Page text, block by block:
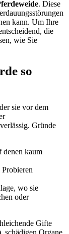
. Diese
kann. Um Ihre
die
wie Sie
so
sie vor dem
Gründe
denen kaum
wo sie
oder
Gifte